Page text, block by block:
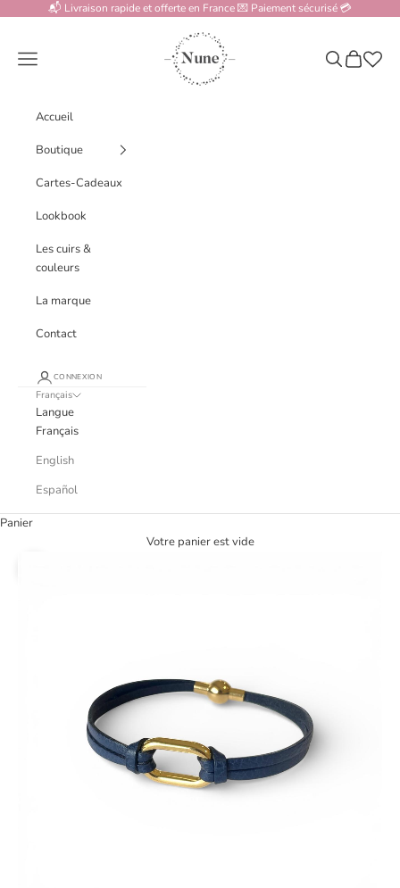
Passer au contenu📬 Livraison rapide et offerte en France 💌 Paiement sécurisé 💳
www.nune.fr
Menu
Recherche
Panier
Accueil
Boutique
Cartes-Cadeaux
Lookbook
Les cuirs &
couleurs
La marque
Contact
CONNEXION
Français
Langue
Français
English
Español
Panier
Votre panier est vide